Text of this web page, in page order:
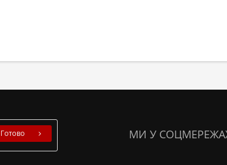
Готово МИ У